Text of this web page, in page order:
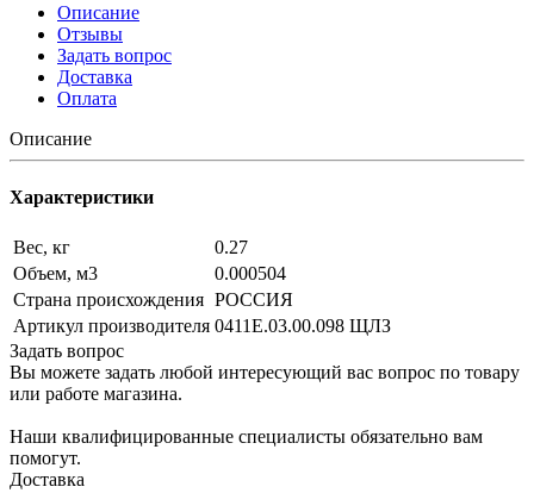
Описание
Отзывы
Задать вопрос
Доставка
Оплата
Описание
Характеристики
Вес, кг
0.27
Объем, м3
0.000504
Страна происхождения РОССИЯ
Артикул производителя 0411Е.03.00.098 ЩЛЗ
Задать вопрос
Вы можете задать любой интересующий вас вопрос по товару
или работе магазина.
Наши квалифицированные специалисты обязательно вам
помогут.
Доставка